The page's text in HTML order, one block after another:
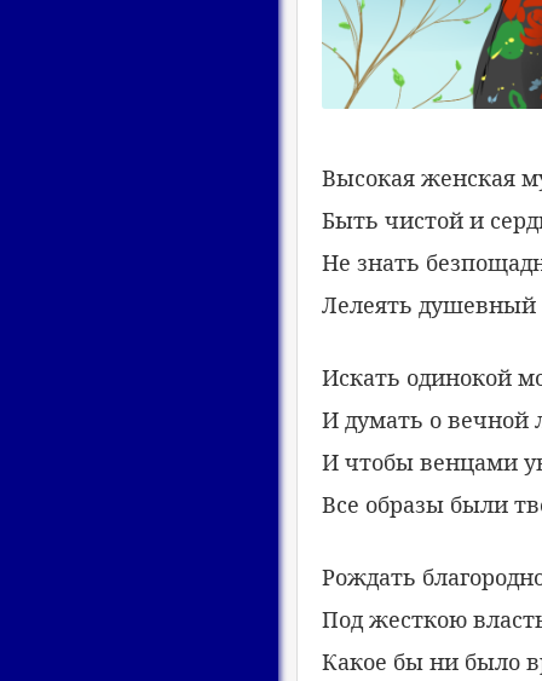
Высокая женская
Быть чистой и
Не знать
Лелеять душевный
Искать одинокой
И думать о вечной
И чтобы венцами
Все образы были
Рождать
Под жесткою
Какое бы ни было